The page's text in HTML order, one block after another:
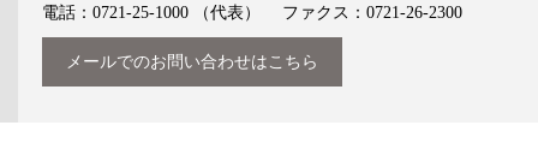
電話：0721-25-1000
（代表） ファクス：0721-26-2300
メールでのお問い合わせはこちら